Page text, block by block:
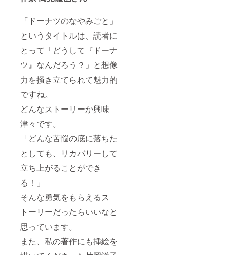
「ドーナツのなやみごと」
というタイトルは、読者に
とって「どうして『ドーナ
ツ』なんだろう？」と想像
力を掻き立てられて魅力的
ですね。
どんなストーリーか興味
津々です。
「どんな苦悩の底に落ちた
としても、リカバリーして
立ち上がることができ
る！」
そんな勇気をもらえるス
トーリーだったらいいなと
思っています。
また、私の著作にも挿絵を